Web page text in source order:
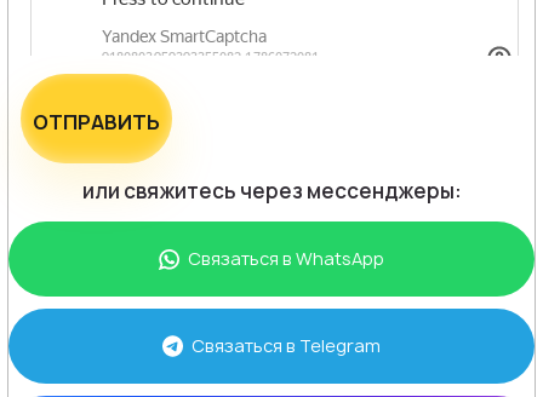
ОТПРАВИТЬ
или свяжитесь через мессенджеры:
Связаться вWhatsApp
Связаться в Telegram